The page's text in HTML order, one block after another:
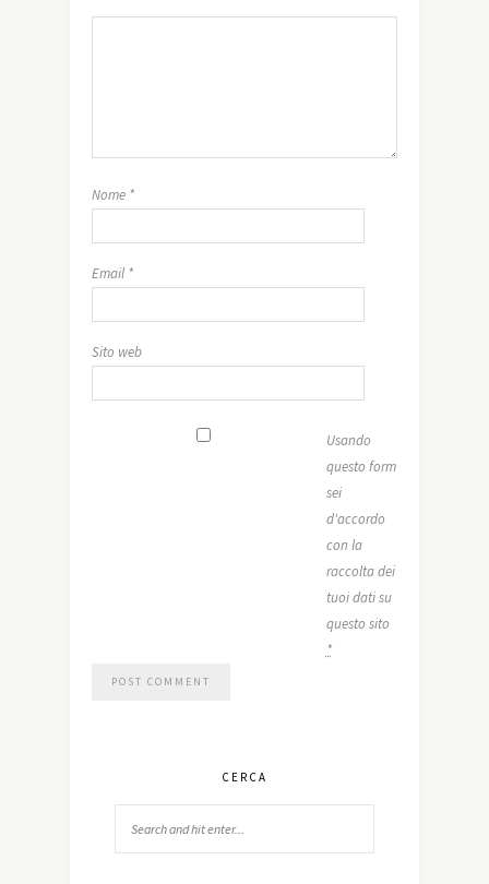
Nome *
Email *
Sito web
Usando
questo form
sei
d'accordo
con la
raccolta dei
tuoi dati su
questo sito
*
CERCA